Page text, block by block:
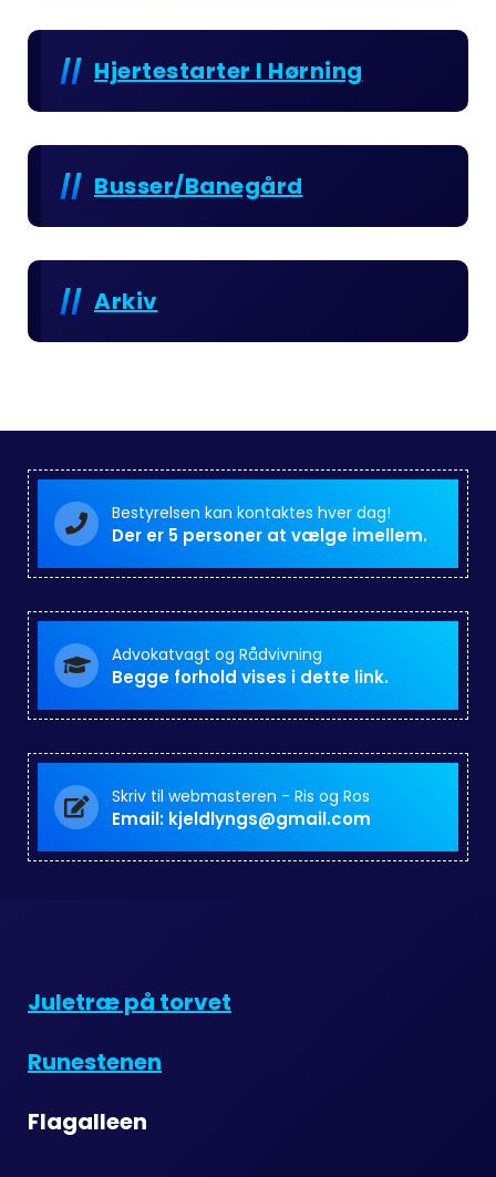
Hjertestarter I Hørning
Busser/Banegård
Arkiv
Bestyrelsen kan kontaktes hver dag!
Der er 5 personer at vælge imellem.
Advokatvagt og Rådvivning
Begge forhold vises i dette link.
Skriv til webmasteren - Ris og Ros
Email: kjeldlyngs@gmail.com
Juletræ på torvet
Runestenen
Flagalleen